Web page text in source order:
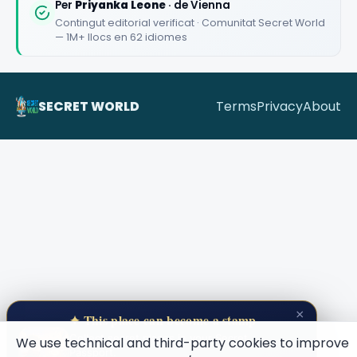
Per Priyanka Leone · de Vienna
Contingut editorial verificat · Comunitat Secret World
— 1M+ llocs en 62 idiomes
SECRET WORLD TermsPrivacyAbout
🏆🏆 #1 Trip Planner 2026
We use technical and third-party cookies to improve
×
✦ This place can become a stamp
Collect secret places in your Secret